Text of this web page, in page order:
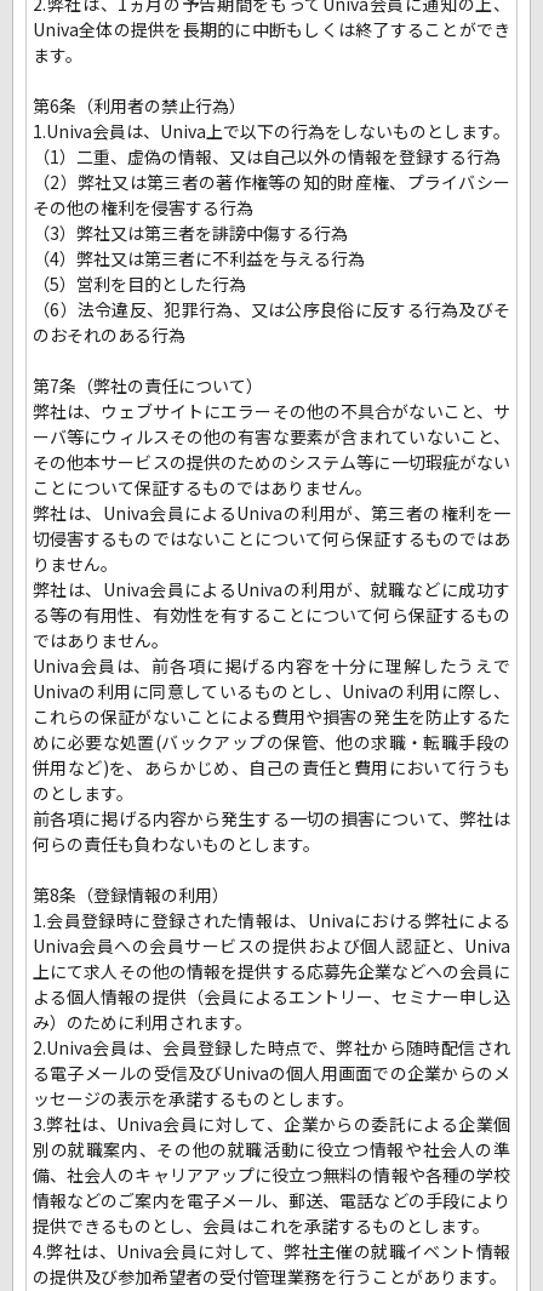
Univa全体の提供を長期的に中断もしくは終了することができ
ます。
第6条（利用者の禁止行為）
1.Univa会員は、Univa上で以下の行為をしないものとします。
（1）二重、虚偽の情報、又は自己以外の情報を登録する行為
（2）弊社又は第三者の著作権等の知的財産権、プライバシー
その他の権利を侵害する行為
（3）弊社又は第三者を誹謗中傷する行為
（4）弊社又は第三者に不利益を与える行為
（5）営利を目的とした行為
（6）法令違反、犯罪行為、又は公序良俗に反する行為及びそ
のおそれのある行為
第7条（弊社の責任について）
弊社は、ウェブサイトにエラーその他の不具合がないこと、サ
ーバ等にウィルスその他の有害な要素が含まれていないこと、
その他本サービスの提供のためのシステム等に一切瑕疵がない
ことについて保証するものではありません。
弊社は、Univa会員によるUnivaの利用が、第三者の権利を一
切侵害するものではないことについて何ら保証するものではあ
りません。
弊社は、Univa会員によるUnivaの利用が、就職などに成功す
る等の有用性、有効性を有することについて何ら保証するもの
ではありません。
Univa会員は、前各項に掲げる内容を十分に理解したうえで
Univaの利用に同意しているものとし、Univaの利用に際し、
これらの保証がないことによる費用や損害の発生を防止するた
めに必要な処置(バックアップの保管、他の求職・転職手段の
併用など)を、あらかじめ、自己の責任と費用において行うも
のとします。
前各項に掲げる内容から発生する一切の損害について、弊社は
何らの責任も負わないものとします。
第8条（登録情報の利用）
1.会員登録時に登録された情報は、Univaにおける弊社による
Univa会員への会員サービスの提供および個人認証と、Univa
上にて求人その他の情報を提供する応募先企業などへの会員に
よる個人情報の提供（会員によるエントリー、セミナー申し込
み）のために利用されます。
2.Univa会員は、会員登録した時点で、弊社から随時配信され
る電子メールの受信及びUnivaの個人用画面での企業からのメ
ッセージの表示を承諾するものとします。
3.弊社は、Univa会員に対して、企業からの委託による企業個
別の就職案内、その他の就職活動に役立つ情報や社会人の準
備、社会人のキャリアアップに役立つ無料の情報や各種の学校
情報などのご案内を電子メール、郵送、電話などの手段により
提供できるものとし、会員はこれを承諾するものとします。
4.弊社は、Univa会員に対して、弊社主催の就職イベント情報
の提供及び参加希望者の受付管理業務を行うことがあります。